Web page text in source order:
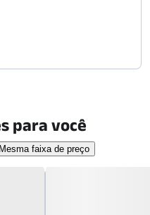
para você
Mesma faixa de preço